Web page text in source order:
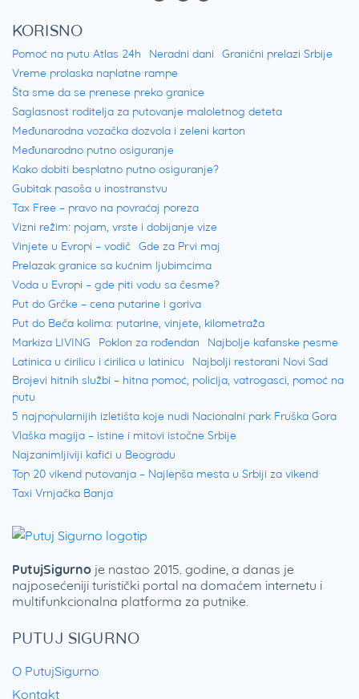
KORISNO
Pomoć na putu Atlas 24h Neradni dani
Granični prelazi Srbije
Vreme prolaska naplatne rampe
Šta sme da se prenese preko granice
Saglasnost roditelja za putovanje maloletnog deteta
Međunarodna vozačka dozvola i zeleni karton
Međunarodno putno osiguranje
Kako dobiti besplatno putno osiguranje?
Gubitak pasoša u inostranstvu
Tax Free – pravo na povraćaj poreza
Vizni režim: pojam, vrste i dobijanje vize
Vinjete u Evropi – vodič Gde za Prvi maj
Prelazak granice sa kućnim ljubimcima
Voda u Evropi – gde piti vodu sa česme?
Put do Grčke – cena putarine i goriva
Put do Beča kolima: putarine, vinjete, kilometraža
Markiza LIVING
Poklon za rođendan
Najbolje kafanske pesme
Latinica u ćirilicu i ćirilica u latinicu
Najbolji restorani Novi Sad
Brojevi hitnih službi – hitna pomoć, policija, vatrogasci, pomoć na
putu
5 najpopularnijih izletišta koje nudi Nacionalni park Fruška Gora
Vlaška magija – istine i mitovi istočne Srbije
Najzanimljiviji kafići u Beogradu
Top 20 vikend putovanja – Najlepša mesta u Srbiji za vikend
Taxi Vrnjačka Banja
PUTUJ SIGURNO
O PutujSigurno
Kontakt
PutujSigurno je nastao 2015. godine, a danas je
najposećeniji turistički portal na domaćem internetu i
multifunkcionalna platforma za putnike.